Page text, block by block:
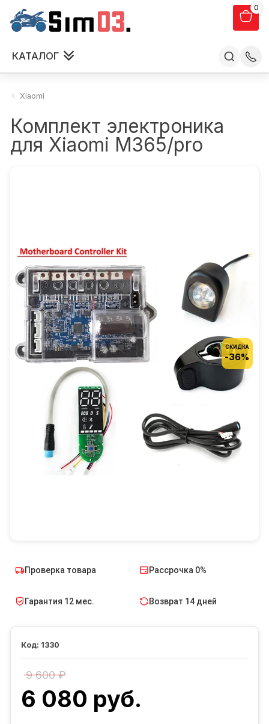
0
КАТАЛОГ
Xiaomi
Комплект электроника
для Xiaomi M365/pro
СКИДКА
-36%
Проверка товара Рассрочка 0%
Гарантия 12 мес. Возврат 14 дней
1330
9 600 ₽
6 080 руб.